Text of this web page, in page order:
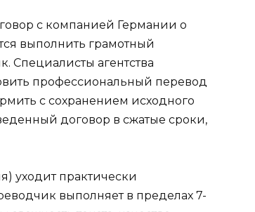
с компанией Германии о
выполнить грамотный
Специалисты агентства
профессиональный перевод
с сохранением исходного
договор в сжатые сроки,
уходит практически
выполняет в пределах 7-